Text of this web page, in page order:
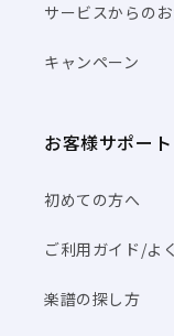
サービスからの
キャンペーン
お客様サポート
初めての方へ
ご利用ガイド/よ
楽譜の探し方